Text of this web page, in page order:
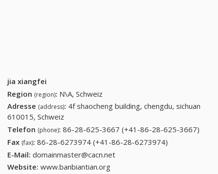
jia xiangfei
Region (region): N\A, Schweiz
Adresse (address): 4f shaocheng building, chengdu, sichuan
610015, Schweiz
Telefon (phone): 86-28-625-3667 (+41-86-28-625-3667)
Fax (fax): 86-28-6273974 (+41-86-28-6273974)
E-Mail: domainmaster@cacn.net
Website: www.banbiantian.org